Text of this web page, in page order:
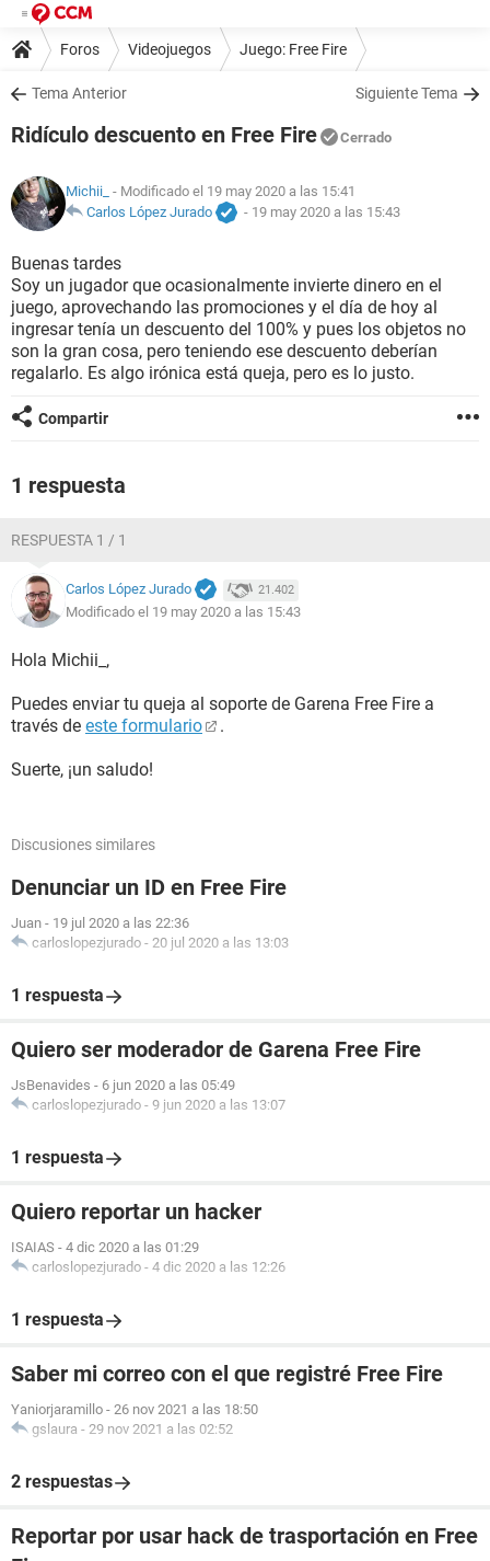
Foros Videojuegos Juego: Free Fire
Tema Anterior Siguiente Tema
Ridículo descuento en Free Fire Cerrado
Michii_ - Modificado el 19 may 2020 a las 15:41
Carlos López Jurado
- 19 may 2020 a las 15:43
Buenas tardes
Soy un jugador que ocasionalmente invierte dinero en el
juego, aprovechando las promociones y el día de hoy al
ingresar tenía un descuento del 100% y pues los objetos no
son la gran cosa, pero teniendo ese descuento deberían
regalarlo. Es algo irónica está queja, pero es lo justo.
Compartir
1 respuesta
RESPUESTA 1 / 1
Carlos López Jurado 21.402
Modificado el 19 may 2020 a las 15:43
Hola Michii_,
Puedes enviar tu queja al soporte de Garena Free Fire a
través de este formulario .
Suerte, ¡un saludo!
Discusiones similares
Denunciar un ID en Free Fire
Juan - 19 jul 2020 a las 22:36
carloslopezjurado - 20 jul 2020 a las 13:03
1 respuesta
Quiero ser moderador de Garena Free Fire
JsBenavides - 6 jun 2020 a las 05:49
carloslopezjurado - 9 jun 2020 a las 13:07
1 respuesta
Quiero reportar un hacker
ISAIAS - 4 dic 2020 a las 01:29
carloslopezjurado - 4 dic 2020 a las 12:26
1 respuesta
Saber mi correo con el que registré Free Fire
Yaniorjaramillo - 26 nov 2021 a las 18:50
gslaura - 29 nov 2021 a las 02:52
2 respuestas
Reportar por usar hack de trasportación en Free